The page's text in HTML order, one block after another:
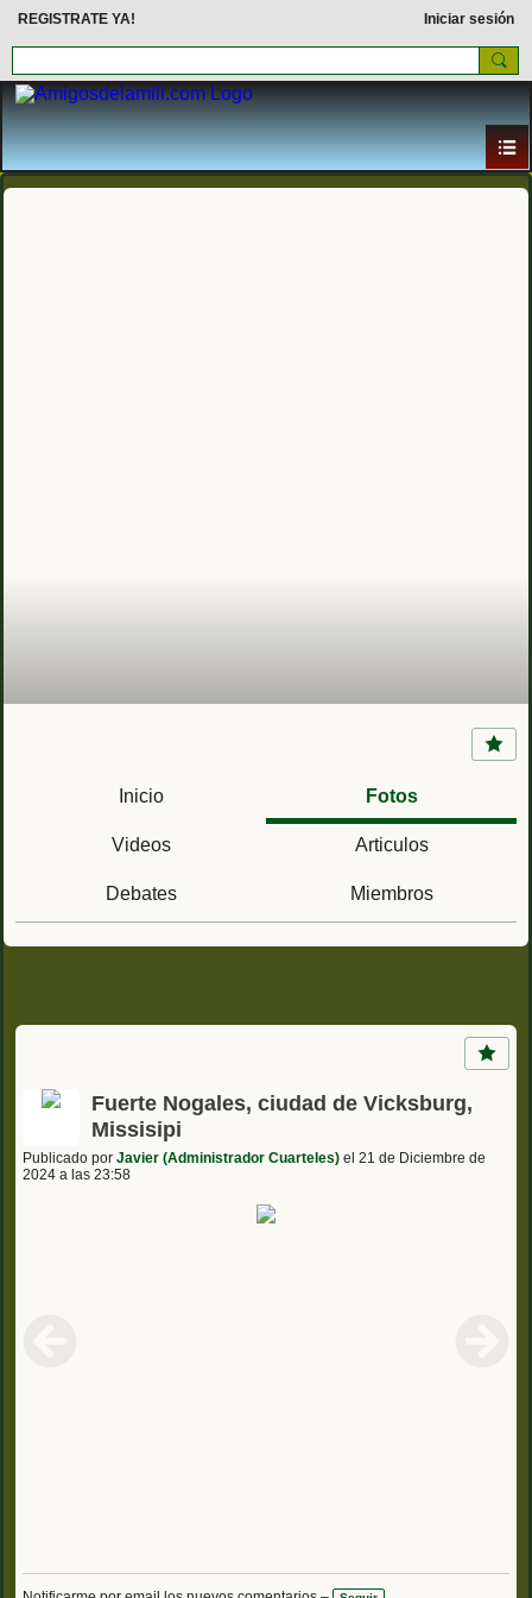
REGISTRATE YA! Iniciar sesión
Fuerte de Nogales (Vicksburg, Misisipi) Antigua
Inicio Fotos
Videos Articulos
Debates Miembros
Fuerte Nogales, ciudad de Vicksburg,
Missisipi
Publicado por Javier (Administrador Cuarteles) el 21 de Diciembre de
2024 a las 23:58